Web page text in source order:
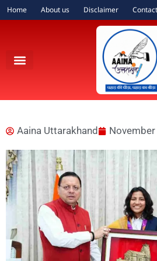
Home About us Disclaimer
Aaina Uttarakhand